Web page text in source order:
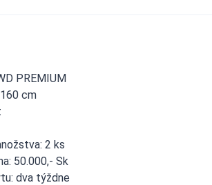
PREMIUM
cm
2 ks
50.000,- Sk
dva týždne